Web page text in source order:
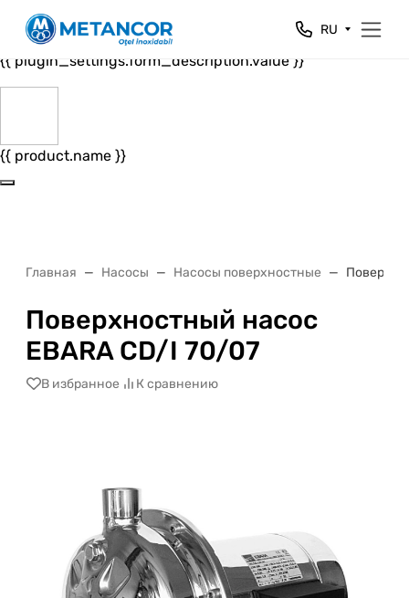
Close
{{ plugin_settings.form_header.value }}
{{ plugin_settings.form_description.value }}
{{ product.name }}
RU
Главная Насосы Насосы поверхностные
Поверхностный насос
EBARA CD/I 70/07
В избранное К сравнению